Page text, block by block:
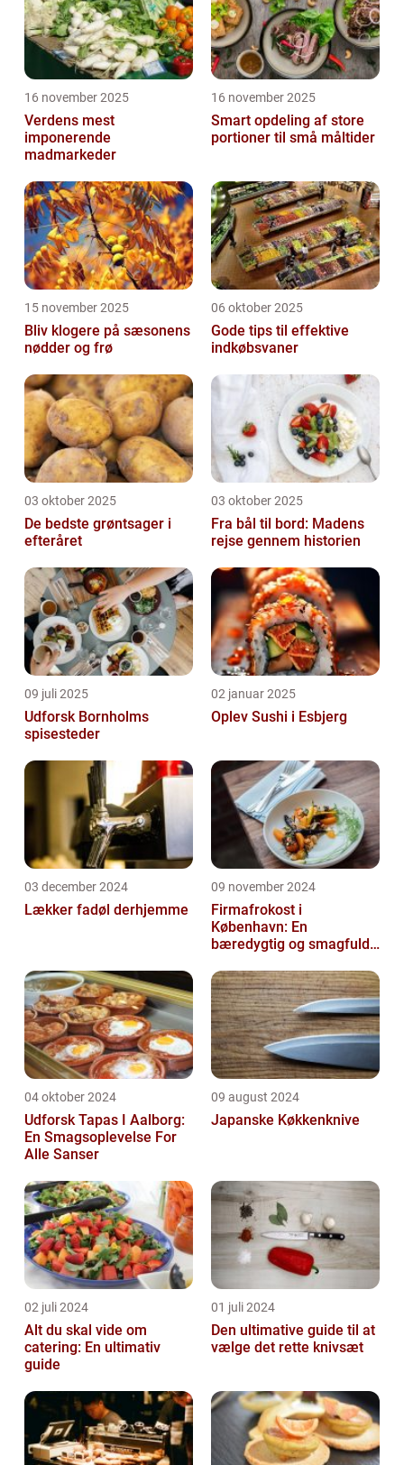
16 november 2025
Verdens mest
imponerende
madmarkeder
16 november 2025
Smart opdeling af store
portioner til små måltider
15 november 2025
Bliv klogere på sæsonens
nødder og frø
06 oktober 2025
Gode tips til effektive
indkøbsvaner
03 oktober 2025
De bedste grøntsager i
efteråret
03 oktober 2025
Fra bål til bord: Madens
rejse gennem historien
09 juli 2025
Udforsk Bornholms
spisesteder
02 januar 2025
Oplev Sushi i Esbjerg
03 december 2024
Lækker fadøl derhjemme
09 november 2024
Firmafrokost i
København: En
bæredygtig og smagfuld
04 oktober 2024
Udforsk Tapas I Aalborg:
En Smagsoplevelse For
Alle Sanser
09 august 2024
Japanske Køkkenknive
02 juli 2024
Alt du skal vide om
catering: En ultimativ
guide
01 juli 2024
Den ultimative guide til at
vælge det rette knivsæt